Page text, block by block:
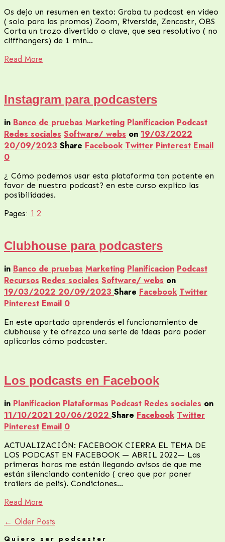
Os dejo un resumen en texto: Graba tu podcast en video
( solo para las promos) Zoom, Riverside, Zencastr, OBS
Corta un trozo divertido o clave, que sea resolutivo ( no
cliffhangers) de 1 min…
Read More
Instagram para podcasters
in Banco de pruebas Marketing Planificacion Podcast
Redes sociales Software/ webs on 19/03/2022
20/09/2023 Share Facebook Twitter Pinterest Email
0
¿ Cómo podemos usar esta plataforma tan potente en
favor de nuestro podcast? en este curso explico las
posibilidades.
Pages: 1 2
Clubhouse para podcasters
in Banco de pruebas Marketing Planificacion Podcast
Recursos Redes sociales Software/ webs on
19/03/2022 20/09/2023 Share Facebook Twitter
Pinterest Email 0
En este apartado aprenderás el funcionamiento de
clubhouse y te ofrezco una serie de ideas para poder
aplicarlas cómo podcaster.
Los podcasts en Facebook
in Planificacion Plataformas Podcast Redes sociales on
11/10/2021 20/06/2022 Share Facebook Twitter
Pinterest Email 0
ACTUALIZACIÓN: FACEBOOK CIERRA EL TEMA DE
LOS PODCAST EN FACEBOOK — ABRIL 2022— Las
primeras horas me están llegando avisos de que me
están silenciando contenido ( creo que por poner
trailers de pelis). Condiciones…
Read More
← Older Posts
Quiero ser podcaster